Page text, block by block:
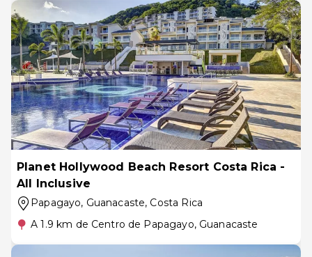
Planet Hollywood Beach Resort Costa Rica -
All Inclusive
Papagayo, Guanacaste, Costa Rica
A 1.9 km de Centro de Papagayo, Guanacaste